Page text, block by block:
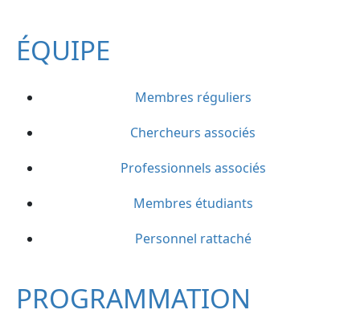
ÉQUIPE
Membres réguliers
Chercheurs associés
Professionnels associés
Membres étudiants
Personnel rattaché
PROGRAMMATION